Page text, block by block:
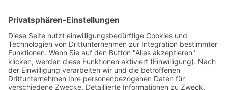
Telefon:(03437) 70 11-0
Fax:(03437) 70 11-11
E-Mail: info@ra-flp.de